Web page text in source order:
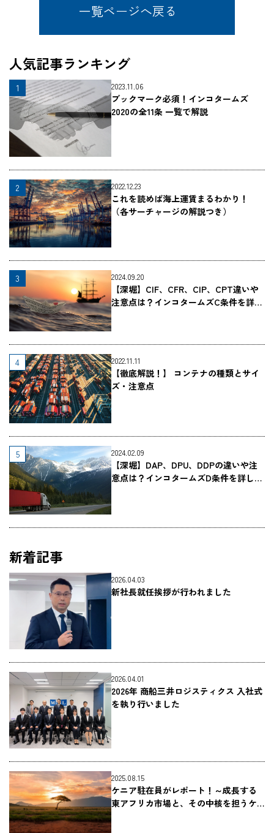
一覧ページへ戻る
人気記事ランキング
2023.11.06
ブックマーク必須！インコタームズ
2020の全11条 一覧で解説
2022.12.23
これを読めば海上運賃まるわかり！
（各サーチャージの解説つき）
2024.09.20
【深堀】CIF、CFR、CIP、CPT違いや
注意点は？インコタームズC条件を詳し
2022.11.11
【徹底解説！】 コンテナの種類とサイ
ズ・注意点
2024.02.09
【深堀】DAP、DPU、DDPの違いや注
意点は？インコタームズD条件を詳しく
新着記事
2026.04.03
新社長就任挨拶が行われました
2026.04.01
2026年 商船三井ロジスティクス 入社式
を執り行いました
2025.08.15
ケニア駐在員がレポート！～成長する
東アフリカ市場と、その中核を担うケ